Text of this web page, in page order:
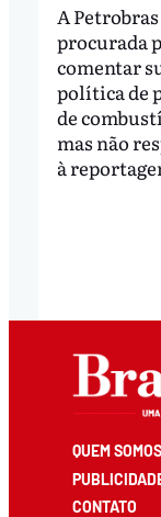
A
procurada
comentar
política de
de
mas não
à
QUEM SOMOS
CONTATO